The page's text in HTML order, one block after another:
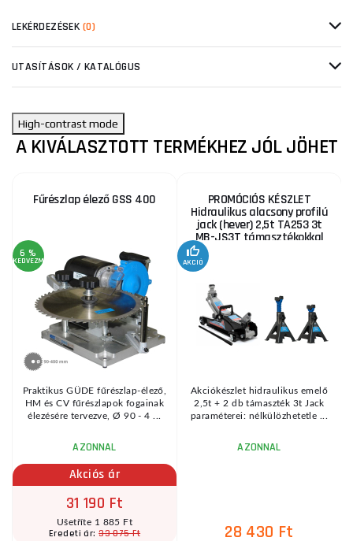
LEKÉRDEZÉSEK (0)
UTASÍTÁSOK / KATALÓGUS
High-contrast mode
A KIVÁLASZTOTT TERMÉKHEZ JÓL JÖHET
Fűrészlap élező GSS 400
6 %
KEDVEZMÉNY
Praktikus GÜDE fűrészlap-élező,
HM és CV fűrészlapok fogainak
élezésére tervezve, Ø 90 - 4 ...
AZONNAL
Akciós ár
31 190 Ft
Ušetříte 1 885 Ft
Eredeti ár:33 075 Ft
PROMÓCIÓS KÉSZLET
Hidraulikus alacsony profilú
jack (hever) 2,5t TA253 3t
MB-JS3T támasztékokkal
AKCIÓ
Akciókészlet hidraulikus emelő
2,5t + 2 db támaszték 3t Jack
paraméterei: nélkülözhetetle ...
AZONNAL
28 430 Ft